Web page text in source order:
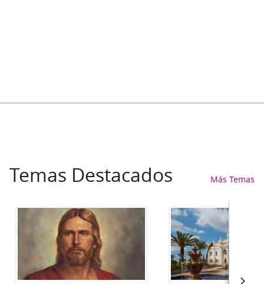
Temas Destacados Más Temas